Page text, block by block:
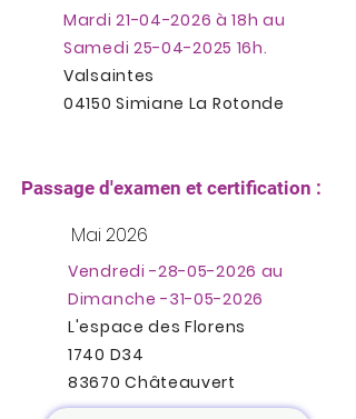
Mardi21-04-2026 à 18h au
Samedi 25-04-2025 16h.
Valsaintes
04150 Simiane La Rotonde
Passage d'examen et certification :
Mai 2026
Vendredi -28-05-2026 au
Dimanche -31-05-2026
L'espace des Florens
1740 D34
83670 Châteauvert